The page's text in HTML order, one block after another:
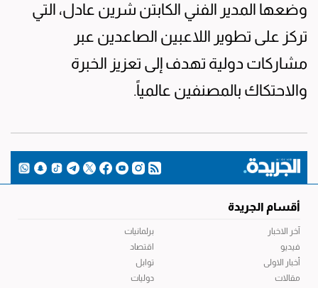
وضعها المدير الفني الكابتن شرين عادل، التي
تركز على تطوير اللاعبين الصاعدين عبر
مشاركات دولية تهدف إلى تعزيز الخبرة
والاحتكاك بالمصنفين عالمياً.
أقسام الجريدة
آخر الاخبار
فيديو
أخبار الاولى
مقالات
برلمانيات
اقتصاد
توابل
دوليات